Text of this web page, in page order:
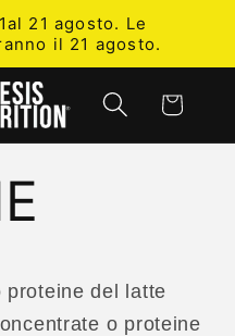
21 agosto. Le
il 21 agosto.
Cart
proteine del latte
o proteine